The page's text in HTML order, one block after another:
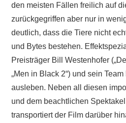
den meisten Fällen freilich auf
zurückgegriffen aber nur in
deutlich, dass die Tiere nicht
und Bytes bestehen.
Preisträger Bill Westenhofer
„Men in Black 2“) und sein
ausleben. Neben all diesen
und dem beachtlichen
transportiert der Film darüber